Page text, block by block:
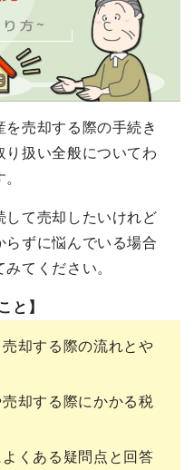
売却する際の手続き
扱い全般についてわ
して売却したいけれど
らずに悩んでいる場合
てください。
と】
却する際の流れとや
却する際にかかる税
くある疑問点と回答